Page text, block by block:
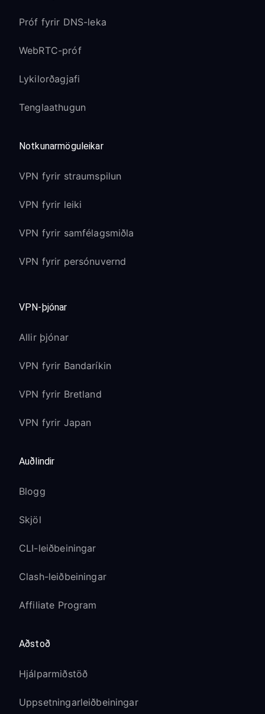
Próf fyrir DNS-leka
WebRTC-próf
Lykilorðagjafi
Tenglaathugun
Notkunarmöguleikar
VPN fyrir straumspilun
VPN fyrir leiki
VPN fyrir samfélagsmiðla
VPN fyrir persónuvernd
VPN-þjónar
Allir þjónar
VPN fyrir Bandaríkin
VPN fyrir Bretland
VPN fyrir Japan
Auðlindir
Blogg
Skjöl
CLI-leiðbeiningar
Clash-leiðbeiningar
Affiliate Program
Aðstoð
Hjálparmiðstöð
Uppsetningarleiðbeiningar